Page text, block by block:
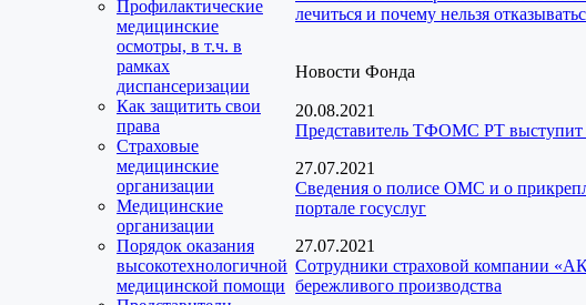
Профилактические
медицинские
осмотры, в т.ч. в
рамках
диспансеризации
Как защитить свои
права
Страховые
медицинские
организации
Медицинские
организации
Порядок оказания
высокотехнологичной
медицинской помощи
лечиться и почему нельзя
Новости Фонда
20.08.2021
Представитель ТФОМС РТ выступит
27.07.2021
Сведения о полисе ОМС и о
портале госуслуг
27.07.2021
Сотрудники страховой компании
бережливого производства